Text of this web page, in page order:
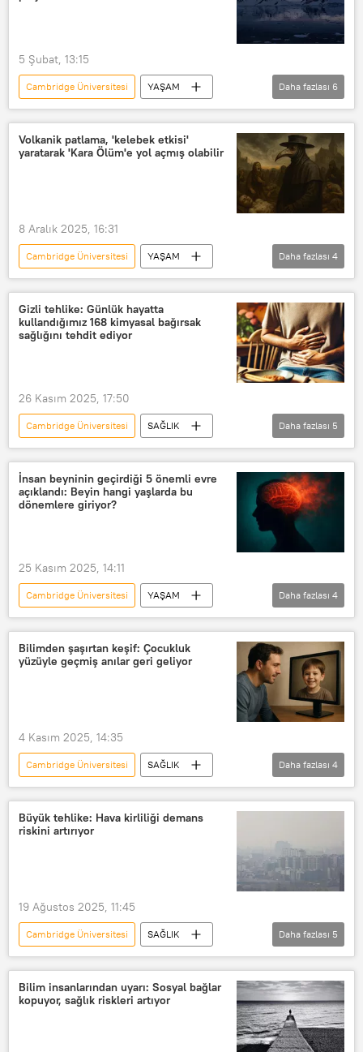
5 Şubat, 13:15
Cambridge Üniversitesi
YAŞAM
Antarktika
Chicago Üniversitesi
Buzul
buzulların erimesi
Bilim
Teknoloji
Daha fazlası 6
Volkanik patlama, 'kelebek etkisi'
yaratarak 'Kara Ölüm'e yol açmış olabilir
8 Aralık 2025, 16:31
Cambridge Üniversitesi
YAŞAM
Kara veba
volkanik patlama
Haberler
Karadeniz
Daha fazlası 4
Gizli tehlike: Günlük hayatta
kullandığımız 168 kimyasal bağırsak
sağlığını tehdit ediyor
26 Kasım 2025, 17:50
Cambridge Üniversitesi
SAĞLIK
Araştırma
bağırsak
Enfeksiyon
bakteriyel enfeksiyon
pestisit
Daha fazlası 5
İnsan beyninin geçirdiği 5 önemli evre
açıklandı: Beyin hangi yaşlarda bu
dönemlere giriyor?
25 Kasım 2025, 14:11
Cambridge Üniversitesi
YAŞAM
Beyin
beyin
Beyin Haritası
Yaşlanma
Daha fazlası 4
Bilimden şaşırtan keşif: Çocukluk
yüzüyle geçmiş anılar geri geliyor
4 Kasım 2025, 14:35
Cambridge Üniversitesi
SAĞLIK
çocukluk
hafıza
Yüz
Araştırma
Daha fazlası 4
Büyük tehlike: Hava kirliliği demans
riskini artırıyor
19 Ağustos 2025, 11:45
Cambridge Üniversitesi
SAĞLIK
Murat Terzi
Demans
Alzheimer
Alzheimer hastalığı
Parkinson hastalığı
Daha fazlası 5
Bilim insanlarından uyarı: Sosyal bağlar
kopuyor, sağlık riskleri artıyor